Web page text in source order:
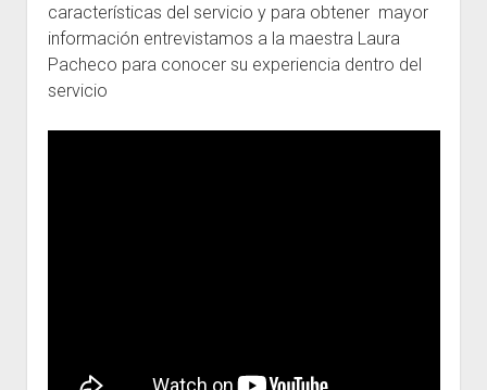
características del servicio y para obtener mayor
información entrevistamos a la maestra Laura
Pacheco para conocer su experiencia dentro del
servicio